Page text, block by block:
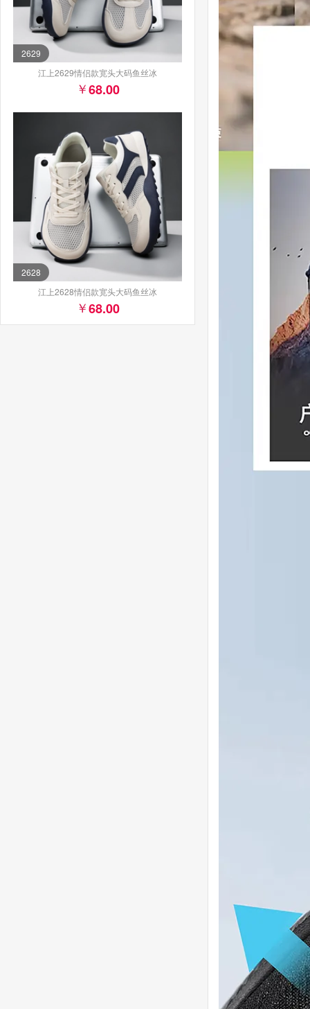
2629
江上2629情侣款宽头大码鱼丝冰
68.00
2628
江上2628情侣款宽头大码鱼丝冰
68.00